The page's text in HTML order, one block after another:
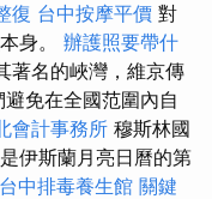
復 台中按摩平價 對
身。 辦護照要帶什
著名的峽灣，維京傳
免在全國范圍內自
會計事務所 穆斯林國
伊斯蘭月亮日曆的第
台中排毒養生館 關鍵